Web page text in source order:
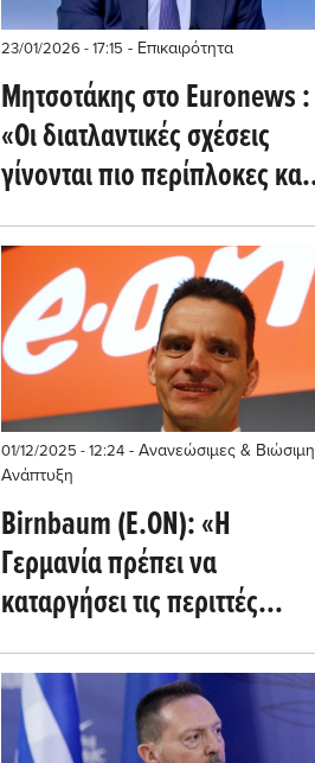
23/01/2026 - 17:15 - Επικαιρότητα
Μητσοτάκης στο Euronews :
«Οι διατλαντικές σχέσεις
γίνονται πιο περίπλοκες και
χρειάζεται διαφορετικός
χειρισμός»
01/12/2025 - 12:24 - Ανανεώσιμες & Βιώσιμη
Ανάπτυξη
Birnbaum (E.ON): «Η
Γερμανία πρέπει να
καταργήσει τις περιττές
επιδοτήσεις για ηλιακή
ενέργεια»